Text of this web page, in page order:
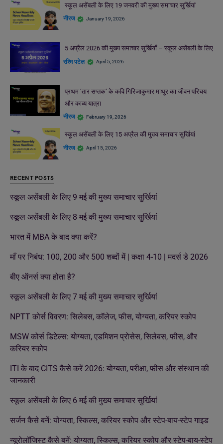
स्कूल असेंबली के लिए 19 जनवरी की मुख्य समाचार सुर्खियां
नीरज January 19, 2026
5 अप्रैल 2026 की मुख्य समाचार सुर्खियाँ – स्कूल असेंबली के लिए
रश्मि पटेल April 5, 2026
प्रथम ‘तार सप्तक’ के कवि गिरिजाकुमार माथुर का जीवन परिचय
और काव्य यात्रा
नीरज February 19, 2026
स्कूल असेंबली के लिए 15 अप्रैल की मुख्य समाचार सुर्खियां
नीरज April 15, 2026
RECENT POSTS
स्कूल असेंबली के लिए 9 मई की मुख्य समाचार सुर्खियां
स्कूल असेंबली के लिए 8 मई की मुख्य समाचार सुर्खियां
भारत में MBA के बाद क्या करें?
माँ पर निबंध: 100, 200 और 500 शब्दों में | कक्षा 4-10 | मदर्स डे 2026
बीए ऑनर्स क्या होता है?
स्कूल असेंबली के लिए 7 मई की मुख्य समाचार सुर्खियां
NPTT कोर्स विवरण: सिलेबस, कॉलेज, फीस, योग्यता, करियर स्कोप
MSW कोर्स डिटेल्स: योग्यता, एडमिशन प्रोसेस, सिलेबस, फीस, और
करियर स्कोप
ITI के बाद CITS कैसे करें 2026: योग्यता, परीक्षा, फीस और संस्थान की
जानकारी
स्कूल असेंबली के लिए 6 मई की मुख्य समाचार सुर्खियां
सर्जन कैसे बनें: योग्यता, स्किल्स, करियर स्कोप और स्टेप-बाय-स्टेप गाइड
न्यूरोलॉजिस्ट कैसे बनें: योग्यता, स्किल्स, करियर स्कोप और स्टेप-बाय-स्टेप